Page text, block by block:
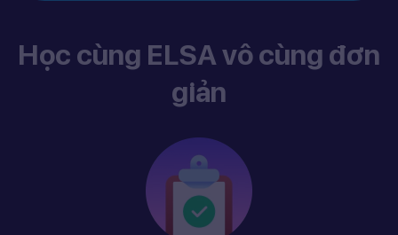
Học cùng ELSA vô cùng đơn
giản